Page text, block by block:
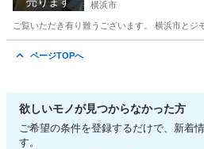
横浜市
ご覧いただき有り難うございます。 横浜市と
ページTOPへ
欲しいモノが見つからなかった方
ご希望の条件を登録するだけで、新着
す。